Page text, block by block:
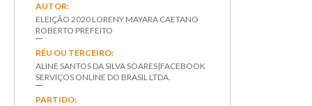
AUTOR:
ELEIÇÃO 2020 LORENY MAYARA CAETANO
ROBERTO PREFEITO
RÉU OU TERCEIRO:
ALINE SANTOS DA SILVA SOARES|FACEBOOK
SERVIÇOS ONLINE DO BRASIL LTDA.
PARTIDO: